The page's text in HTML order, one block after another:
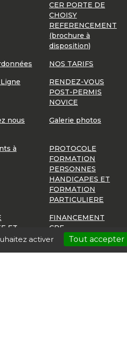
activer Tout accepter
CER PORTE DE
CHOISY
REFERENCEMENT
(brochure à
disposition)
NOS TARIFS
RENDEZ-VOUS
POST-PERMIS
NOVICE
nous
Galerie photos
à
PROTOCOLE
FORMATION
PERSONNES
HANDICAPES ET
FORMATION
PARTICULIERE
ET
FINANCEMENT
CPF